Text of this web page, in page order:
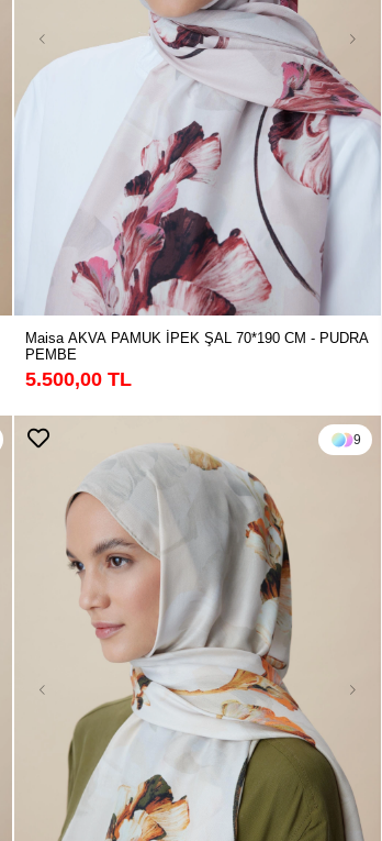
Maisa AKVA PAMUK İPEK ŞAL 70*190 CM - PUDRA
PEMBE
5.500,00 TL
9